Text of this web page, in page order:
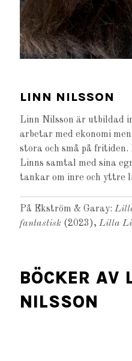
LINN NILSSON
Linn Nilsson är utbildad
arbetar med ekonomi
stora och små på
Linns samtal med sina
tankar om inre och yttre
På Ekström & Garay:
fantastisk (2023),Lilla
BÖCKER AV
NILSSON